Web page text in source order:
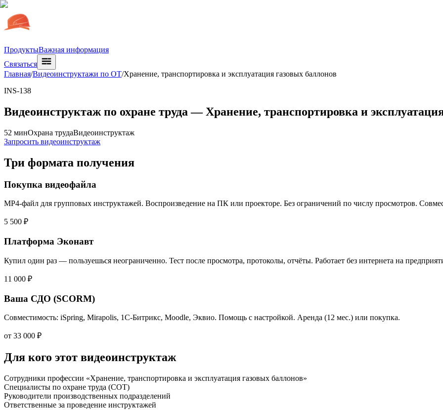
ПродуктыВажная информация
Связаться
Главная/Видеоинструктажи по ОТ/Хранение, транспортировка и эксплуатация газовых баллонов
INS-138
Видеоинструктаж по охране труда — Хранение, транспортировка и
52 минОхрана трудаВидеоинструктаж
Запросить видеоинструктаж
Три формата получения
Покупка видеофайла
MP4-файл для групповых инструктажей. Воспроизведение на ПК или проекторе. Без ограничений по числу просмотров.
5 500 ₽
Платформа Эконавт
Купил один раз — пользуешься неограниченно. Тест после просмотра, протоколы, отчёты. Работает без интернета на
11 000 ₽
Ваша СДО (SCORM)
Совместимость: iSpring, Mirapolis, 1С-Битрикс, Moodle, Эквио. Помощь с настройкой. Аренда (12 мес.) или покупка.
от 33 000 ₽
Для кого этот видеоинструктаж
Сотрудники профессии «Хранение, транспортировка и эксплуатация газовых баллонов»
Специалисты по охране труда (СОТ)
Руководители производственных подразделений
Ответственные за проведение инструктажей